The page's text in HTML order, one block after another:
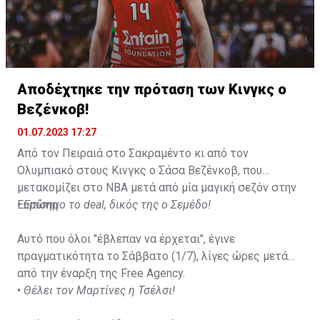
Αποδέχτηκε την πρόταση των Κινγκς ο
Βεζένκοβ!
01.07.2023 17:27
Από τον Πειραιά στο Σακραμέντο κι από τον
Ολυμπιακό στους Κινγκς ο Σάσα Βεζένκοβ, που
μετακομίζει στο NBA μετά από μία μαγική σεζόν στην
Ευρώπη.
•Επίσημο το deal, δικός της ο Σεμέδο!
Αυτό που όλοι "έβλεπαν να έρχεται", έγινε
πραγματικότητα το Σάββατο (1/7), λίγες ώρες μετά
από την έναρξη της Free Agency.
• Θέλει τον Μαρτίνες η Τσέλσι!